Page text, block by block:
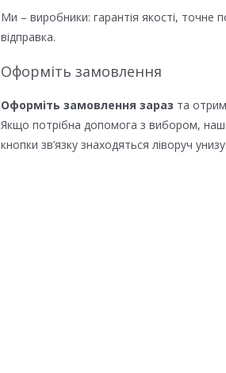
Ми – виробники: гарантія якості, точне
відправка.
Оформіть замовлення
Оформіть замовлення зараз та
Якщо потрібна допомога з вибором,
кнопки зв’язку знаходяться ліворуч унизу.